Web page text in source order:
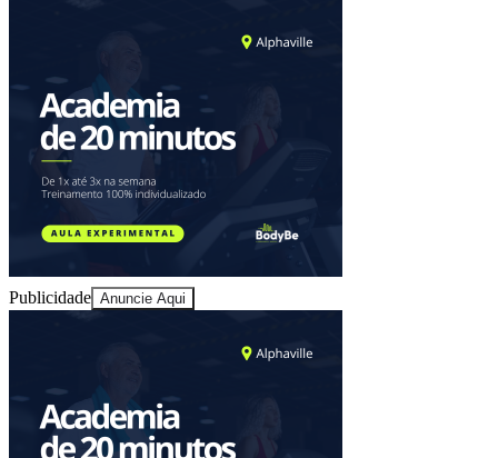
Publicidade Anuncie Aqui